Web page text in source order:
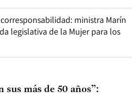
ministra Marín
legislativa de la Mujer para los
sus más de 50 años”: